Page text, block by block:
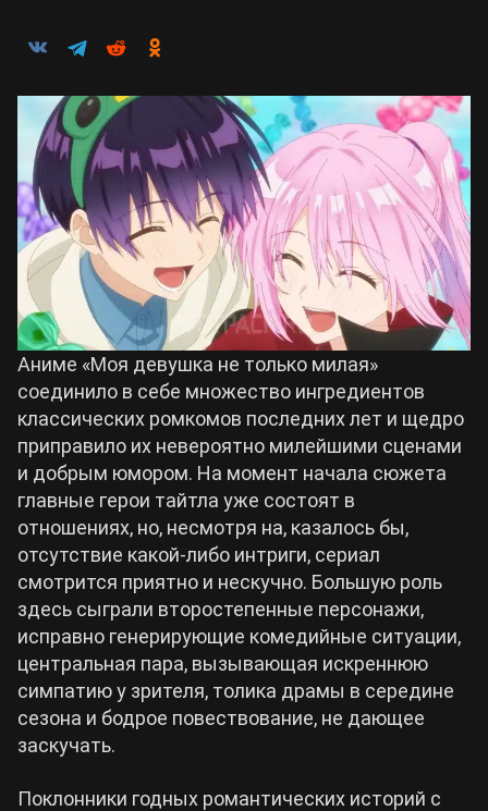
Zenless Zone Zero
Kingdom Come: Deliverance 2
Path of Exile 2
Wuthering Waves
Roblox
Hogwarts Legacy
Cyberpunk 2077
Все игры
Билды Wuthering Waves
Билды Cyberpunk 2077
Билды Path of Exile 2
Аниме «Моя девушка не только милая»
соединило в себе множество ингредиентов
классических ромкомов последних лет и щедро
приправило их невероятно милейшими сценами
и добрым юмором. На момент начала сюжета
главные герои тайтла уже состоят в
отношениях, но, несмотря на, казалось бы,
отсутствие какой-либо интриги, сериал
смотрится приятно и нескучно. Большую роль
здесь сыграли второстепенные персонажи,
исправно генерирующие комедийные ситуации,
центральная пара, вызывающая искреннюю
симпатию у зрителя, толика драмы в середине
сезона и бодрое повествование, не дающее
заскучать.
Поклонники годных романтических историй с